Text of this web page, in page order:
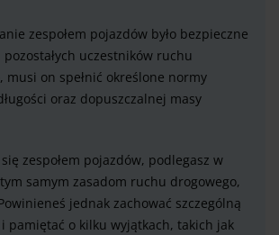
zespołem pojazdów było bezpieczne
uczestników ruchu
musi on spełnić określone normy
oraz dopuszczalnej masy
zespołem pojazdów, podlegasz w
samym zasadom ruchu drogowego,
jednak zachować szczególną
pamiętać o kilku wyjątkach, takich jak